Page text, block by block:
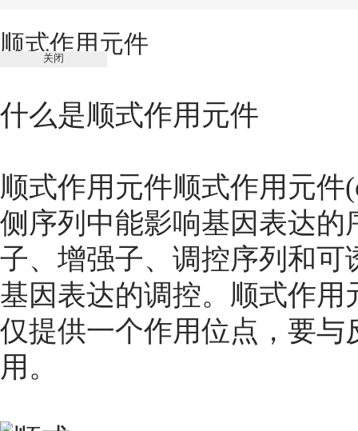
顺式作用元件
什么是顺式作用元件
顺式作用元件顺式作用元件
侧序列中能影响基因表达
子、增强子、调控序列和
基因表达的调控。顺式作
仅提供一个作用位点，要
用。
关闭